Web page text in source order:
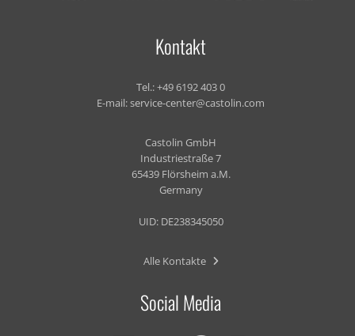
Kontakt
Tel.:+49 6192 403 0
E-mail:service-center@castolin.com
Castolin GmbH
Industriestraße 7
65439 Flörsheim a.M.
Germany
UID: DE238345050
Alle Kontakte
Social Media